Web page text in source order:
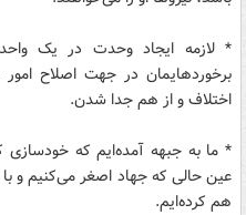
* لازمه ایجاد وحدت در یک
برخوردهایمان در جهت اصلاح
اختلاف و از هم جدا شدن.
* ما به جبهه آمده‌ایم که خودسازی
عین حالی که جهاد اصغر می‌کنیم و
هم کرده‌ایم.